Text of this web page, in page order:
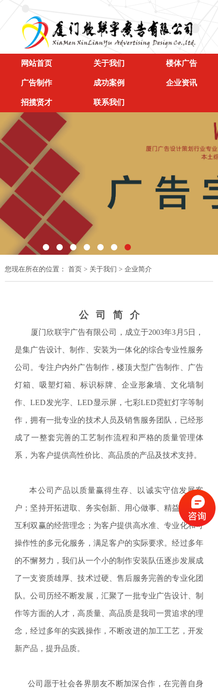
网站首页 关于我们 楼体广告
广告制作 成功案例 企业资讯
招揽贤才 联系我们
您现在所在的位置： 首页 > 关于我们 > 企业简介
公 司 简 介
厦门欣联宇广告有限公司，成立于2003年3月5日，
是集广告设计、制作、安装为一体化的综合专业性服务
公司。专注户内外广告制作，楼顶大型广告制作、广告
灯箱、吸塑灯箱、标识标牌、企业形象墙、文化墙制
作、LED发光字、LED显示屏，七彩LED霓虹灯字等制
作，拥有一批专业的技术人员及销售服务团队，已经形
成了一整套完善的工艺制作流程和严格的质量管理体
系，为客户提供高性价比、高品质的产品及技术支持。
本公司产品以质量赢得生存、以诚实守信发展客
户；坚持开拓进取、务实创新、用心做事、精益求精、
互利双赢的经营理念；为客户提供高水准、专业化和可
操作性的多元化服务，满足客户的实际要求。经过多年
的不懈努力，我们从一个小的制作安装队伍逐步发展成
了一支资质雄厚、技术过硬、售后服务完善的专业化团
队。公司历经不断发展，汇聚了一批专业广告设计、制
作等方面的人才，高质量、高品质是我司一贯追求的理
念，经过多年的实践操作，不断改进的加工工艺，开发
新产品，提升品质。
公司愿于社会各界朋友不断加深合作，在完善自身